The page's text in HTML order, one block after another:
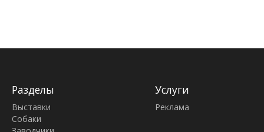
Разделы
Выставки
Собаки
Услуги
Реклама